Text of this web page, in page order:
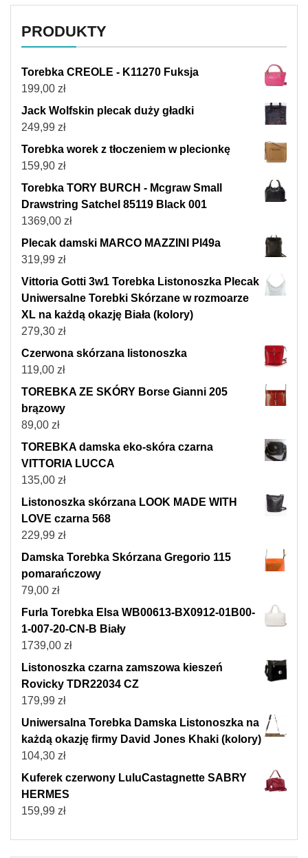
PRODUKTY
Torebka CREOLE - K11270 Fuksja
199,00 zł
Jack Wolfskin plecak duży gładki
249,99 zł
Torebka worek z tłoczeniem w plecionkę
159,90 zł
Torebka TORY BURCH - Mcgraw Small
Drawstring Satchel 85119 Black 001
1369,00 zł
Plecak damski MARCO MAZZINI Pl49a
319,99 zł
Vittoria Gotti 3w1 Torebka Listonoszka Plecak
Uniwersalne Torebki Skórzane w rozmoarze
XL na każdą okazję Biała (kolory)
279,30 zł
Czerwona skórzana listonoszka
119,00 zł
TOREBKA ZE SKÓRY Borse Gianni 205
brązowy
89,00 zł
TOREBKA damska eko-skóra czarna
VITTORIA LUCCA
135,00 zł
Listonoszka skórzana LOOK MADE WITH
LOVE czarna 568
229,99 zł
Damska Torebka Skórzana Gregorio 115
pomarańczowy
79,00 zł
Furla Torebka Elsa WB00613-BX0912-01B00-
1-007-20-CN-B Biały
1739,00 zł
Listonoszka czarna zamszowa kieszeń
Rovicky TDR22034 CZ
179,99 zł
Uniwersalna Torebka Damska Listonoszka na
każdą okazję firmy David Jones Khaki (kolory)
104,30 zł
Kuferek czerwony LuluCastagnette SABRY
HERMES
159,99 zł